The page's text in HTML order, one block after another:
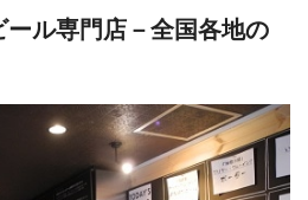
ル専門店－全国各地の